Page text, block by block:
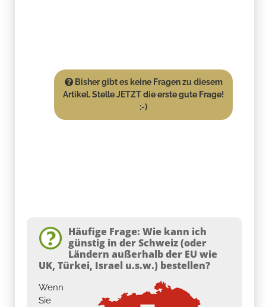
Bisher gibt es keine Fragen zu diesem
Artikel. Stelle JETZT die erste gute Frage!
:-)
Häufige Frage: Wie kann ich
günstig in der Schweiz (oder
Ländern außerhalb der EU wie
UK, Türkei, Israel u.s.w.) bestellen?
Wenn
Sie